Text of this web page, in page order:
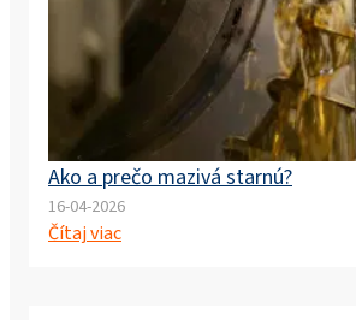
Ako a prečo mazivá starnú?
16-04-2026
Čítaj viac